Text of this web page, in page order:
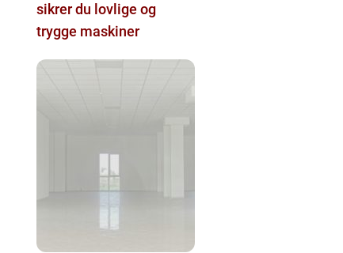
sikrer du lovlige og
trygge maskiner